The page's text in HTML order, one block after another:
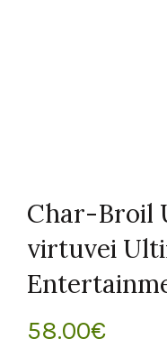
Char-Broil
virtuvei
58.00€